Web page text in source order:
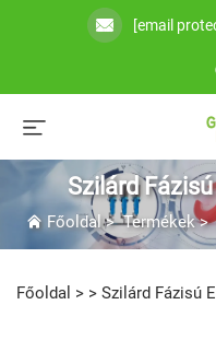
[email
Szilárd
Főoldal>Termékek>
Főoldal > > Szilárd Fázisú